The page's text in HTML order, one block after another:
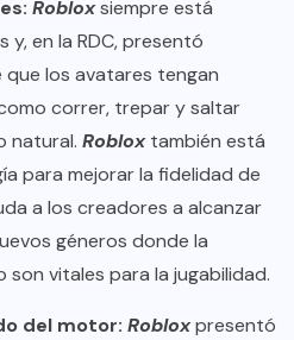
Robloxsiempre está
en la RDC, presentó
los avatares tengan
correr, trepar y saltar
natural. Robloxtambién está
para mejorar la fidelidad de
a los creadores a alcanzar
géneros donde la
vitales para la jugabilidad.
del motor: Robloxpresentó